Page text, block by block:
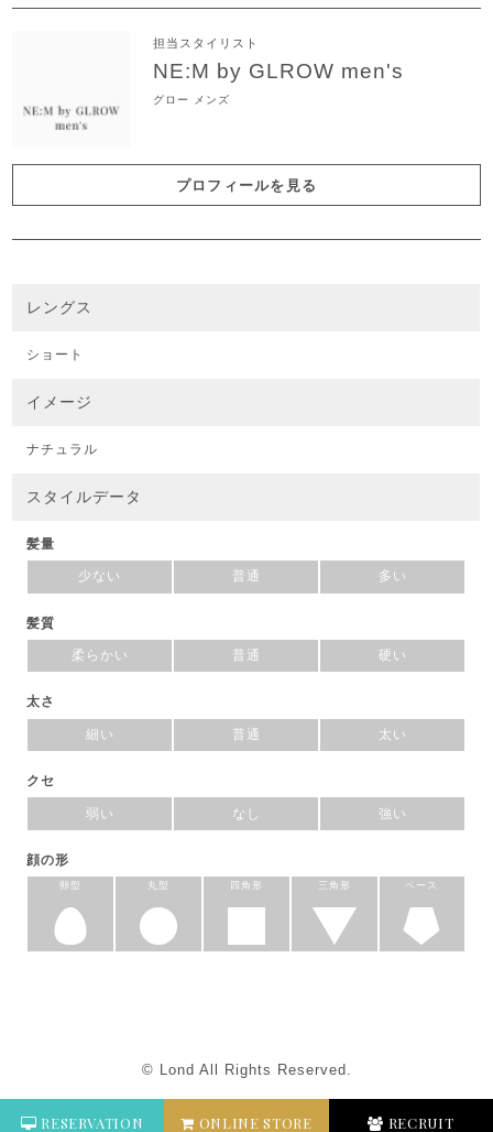
RESERVATION ONLINE STORE RECRUIT
担当スタイリスト
NE:M by GLROW men's
グロー メンズ
プロフィールを見る
レングス
ショート
イメージ
ナチュラル
スタイルデータ
髪量
少ない 普通 多い
髪質
柔らかい 普通 硬い
太さ
細い 普通 太い
クセ
弱い なし 強い
顔の形
卵型 丸型 四角形 三角形 ベース
© Lond All Rights Reserved.